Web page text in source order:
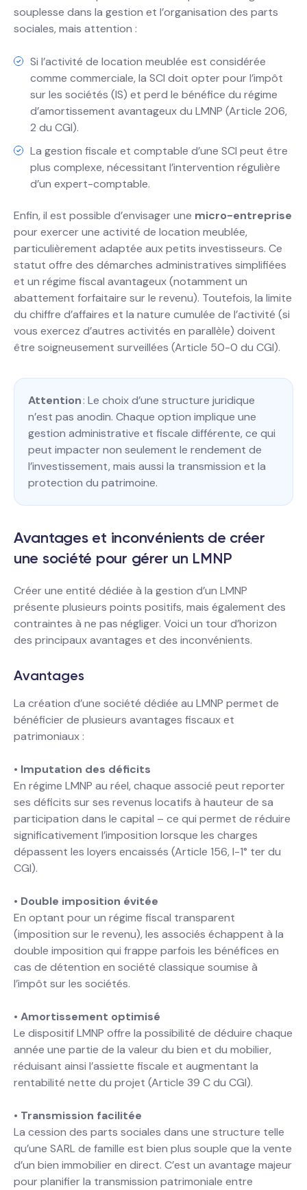
souplesse dans la gestion et l’organisation des parts
sociales, mais attention :
Si l’activité de location meublée est considérée
comme commerciale, la SCI doit opter pour l’impôt
sur les sociétés (IS) et perd le bénéfice du régime
d’amortissement avantageux du LMNP (Article 206,
2 du CGI).
La gestion fiscale et comptable d’une SCI peut être
plus complexe, nécessitant l’intervention régulière
d’un expert-comptable.
Enfin, il est possible d’envisager une micro-entreprise
pour exercer une activité de location meublée,
particulièrement adaptée aux petits investisseurs. Ce
statut offre des démarches administratives simplifiées
et un régime fiscal avantageux (notamment un
abattement forfaitaire sur le revenu). Toutefois, la limite
du chiffre d’affaires et la nature cumulée de l’activité (si
vous exercez d’autres activités en parallèle) doivent
être soigneusement surveillées (Article 50-0 du CGI).
Attention: Le choix d’une structure juridique
n’est pas anodin. Chaque option implique une
gestion administrative et fiscale différente, ce qui
peut impacter non seulement le rendement de
l’investissement, mais aussi la transmission et la
protection du patrimoine.
Avantages et inconvénients de créer
une société pour gérer un LMNP
Créer une entité dédiée à la gestion d’un LMNP
présente plusieurs points positifs, mais également des
contraintes à ne pas négliger. Voici un tour d’horizon
des principaux avantages et des inconvénients.
Avantages
La création d’une société dédiée au LMNP permet de
bénéficier de plusieurs avantages fiscaux et
patrimoniaux :
• Imputation des déficits
En régime LMNP au réel, chaque associé peut reporter
ses déficits sur ses revenus locatifs à hauteur de sa
participation dans le capital – ce qui permet de réduire
significativement l’imposition lorsque les charges
dépassent les loyers encaissés (Article 156, I-1° ter du
CGI).
• Double imposition évitée
En optant pour un régime fiscal transparent
(imposition sur le revenu), les associés échappent à la
double imposition qui frappe parfois les bénéfices en
cas de détention en société classique soumise à
l’impôt sur les sociétés.
• Amortissement optimisé
Le dispositif LMNP offre la possibilité de déduire chaque
année une partie de la valeur du bien et du mobilier,
réduisant ainsi l’assiette fiscale et augmentant la
rentabilité nette du projet (Article 39 C du CGI).
• Transmission facilitée
La cession des parts sociales dans une structure telle
qu’une SARL de famille est bien plus souple que la vente
d’un bien immobilier en direct. C’est un avantage majeur
pour planifier la transmission patrimoniale entre